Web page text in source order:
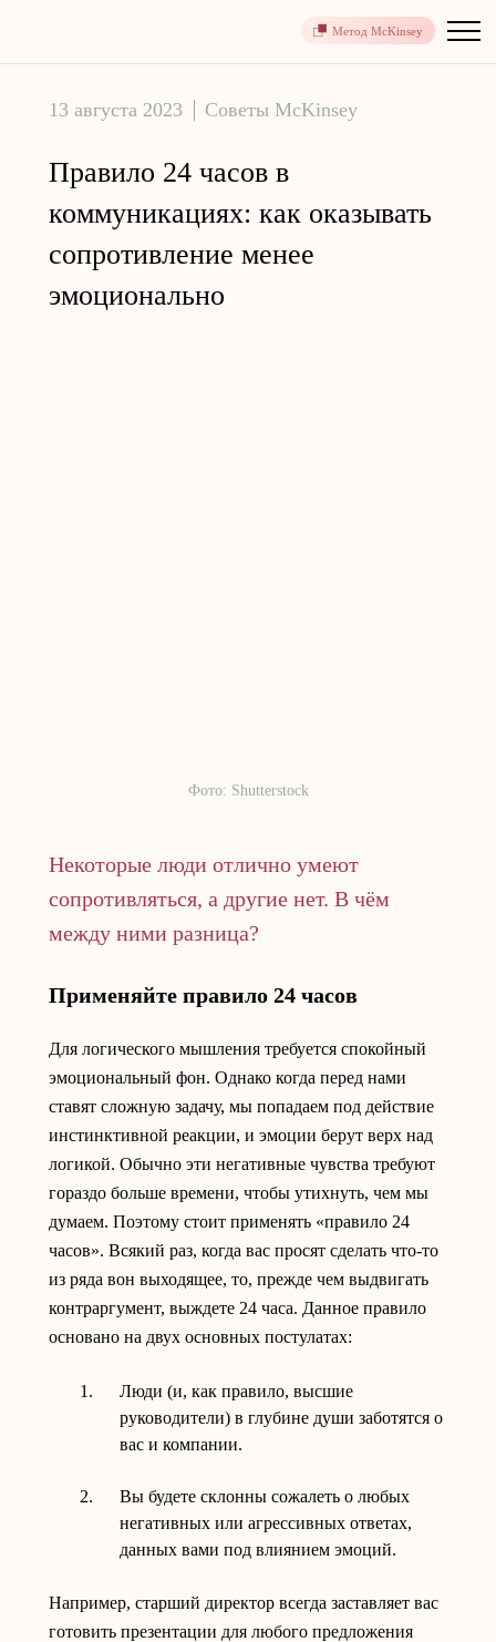
Метод McKinsey
13 августа 2023 Советы McKinsey
Правило 24 часов в
коммуникациях: как оказывать
сопротивление менее
эмоционально
Фото: Shutterstock
Некоторые люди отлично умеют
сопротивляться, а другие нет. В чём
между ними разница?
Применяйте правило 24 часов
Для логического мышления требуется спокойный
эмоциональный фон. Однако когда перед нами
ставят сложную задачу, мы попадаем под действие
инстинктивной реакции, и эмоции берут верх над
логикой. Обычно эти негативные чувства требуют
гораздо больше времени, чтобы утихнуть, чем мы
думаем. Поэтому стоит применять «правило 24
часов». Всякий раз, когда вас просят сделать что-то
из ряда вон выходящее, то, прежде чем выдвигать
контраргумент, выждете 24 часа. Данное правило
основано на двух основных постулатах:
Люди (и, как правило, высшие
руководители) в глубине души заботятся о
вас и компании.
Вы будете склонны сожалеть о любых
негативных или агрессивных ответах,
данных вами под влиянием эмоций.
Например, старший директор всегда заставляет вас
готовить презентации для любого предложения